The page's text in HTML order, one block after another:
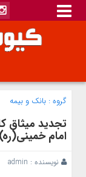
گروه : بانک‌ و بیمه
تجدید میثاق
امام خمینی(ره)
نویسنده : admin